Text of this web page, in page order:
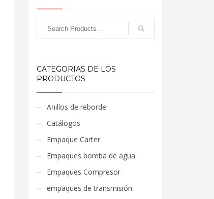
CATEGORIAS DE LOS
PRODUCTOS
Anillos de reborde
Catálogos
Empaque Carter
Empaques bomba de agua
Empaques Compresor
empaques de transmisión